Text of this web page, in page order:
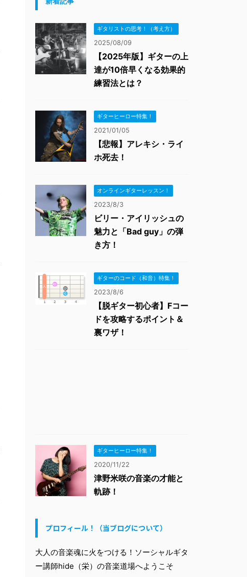
ギタリストの思考！（考え方）
2025/08/09
【2025年版】ギターの上
達が10倍早くなる効果的
練習法とは？
ギターヒーロー特集！
2021/01/05
【悲報】アレキシ・ライ
ホ死去！
オンラインギターレッスン！
2023/8/3
ビリー・アイリッシュの
魅力と「Bad guy」の弾
き方！
ギターのコード（和音）特集！
2023/8/6
【脱ギター初心者】Fコー
ドを攻略するポイント＆
裏ワザ！
ギターヒーロー特集！
2020/11/22
津野米咲の音楽の才能と
軌跡！
プロフィール！（当ブログについて）
大人の音楽魂に火をつける！ソーシャルギタ
ー講師hide（栄）の音楽道場へようこそ